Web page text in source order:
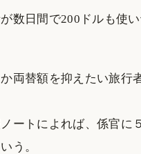
数日間で200ドルも使
両替額を抑えたい旅行
ートによれば、係官に
う。